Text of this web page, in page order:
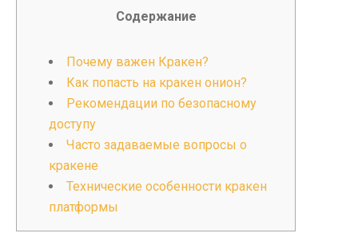
Содержание
Почему важен Кракен?
Как попасть на кракен онион?
Рекомендации по безопасному
доступу
Часто задаваемые вопросы о
кракене
Технические особенности кракен
платформы